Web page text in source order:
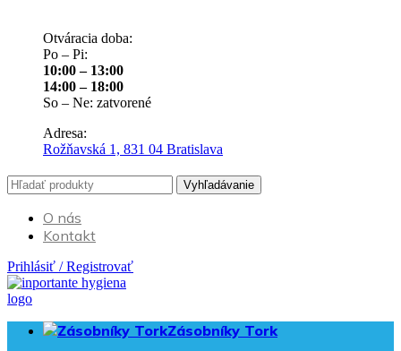
Otváracia doba:
Po – Pi:
10:00 – 13:00
14:00 – 18:00
So – Ne: zatvorené
Adresa:
Rožňavská 1, 831 04 Bratislava
Vyhľadávanie
O nás
Kontakt
Prihlásiť / Registrovať
Zásobníky Tork